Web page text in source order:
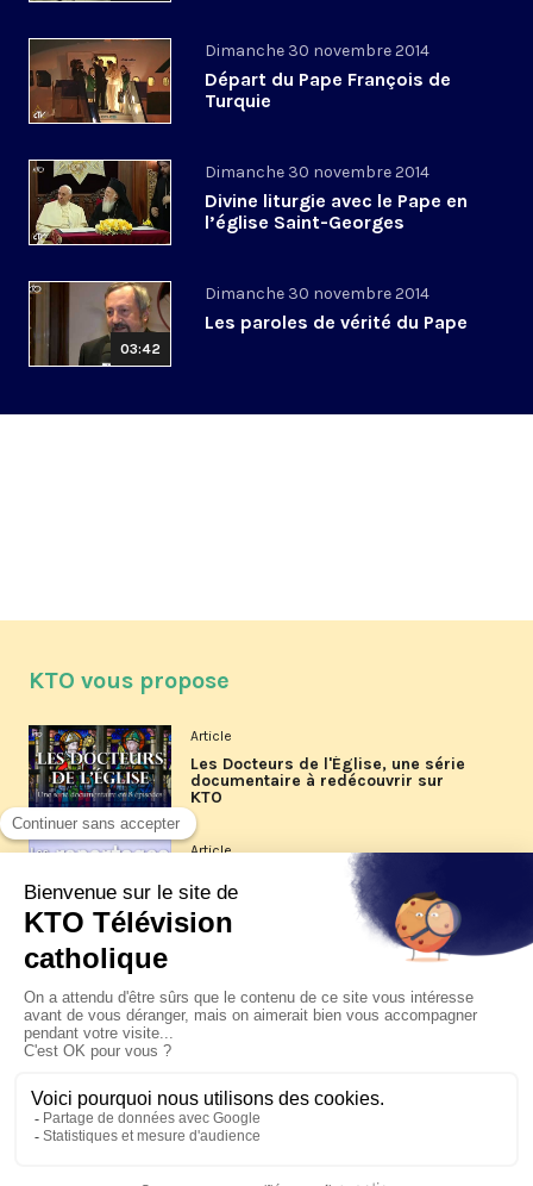
Dimanche 30 novembre 2014
Départ du Pape François de
Turquie
Dimanche 30 novembre 2014
Divine liturgie avec le Pape en
l’église Saint-Georges
03:42
Dimanche 30 novembre 2014
Les paroles de vérité du Pape
KTO vous propose
Article
Les Docteurs de l'Église, une série
documentaire à redécouvrir sur
KTO
Article
Les reportages d'été 2026 de KTO
La visite pastorale du pape Léon
XIV à Assise à suivre sur KTO le
jeudi 6 août
Le pape en Uruguay, Argentine et
Pérou du 6 au 17 novembre 2026